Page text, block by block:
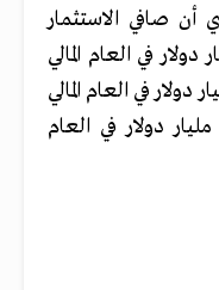
أن صافي الاستثمار
بلغ نحو 6.932 مليار دولار في العام المالي
مقابل نحو 6.379 مليار دولار في العام المالي
السابق عليه، مقابل نحو 4.178 مليار دولار في العام